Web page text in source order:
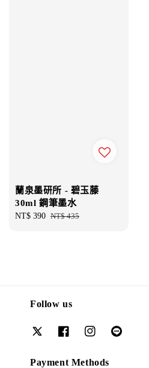
蘭泉墨研所 - 碧玉藤
30ml 鋼筆墨水
Sale
NT$ 390 Regular
NT$ 435
Follow us
Payment Methods